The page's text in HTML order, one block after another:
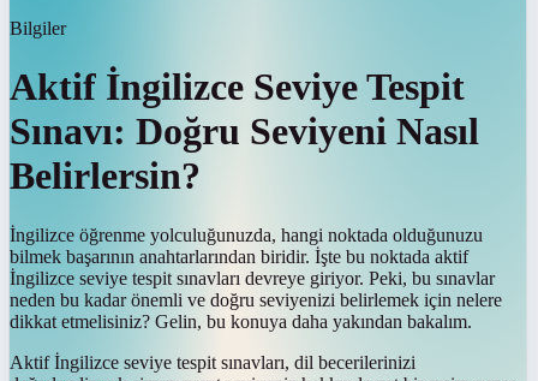
Bilgiler
Aktif İngilizce Seviye Tespit
Sınavı: Doğru Seviyeni Nasıl
Belirlersin?
İngilizce öğrenme yolculuğunuzda, hangi noktada olduğunuzu
bilmek başarının anahtarlarından biridir. İşte bu noktada aktif
İngilizce seviye tespit sınavları devreye giriyor. Peki, bu sınavlar
neden bu kadar önemli ve doğru seviyenizi belirlemek için nelere
dikkat etmelisiniz? Gelin, bu konuya daha yakından bakalım.
Aktif İngilizce seviye tespit sınavları, dil becerilerinizi